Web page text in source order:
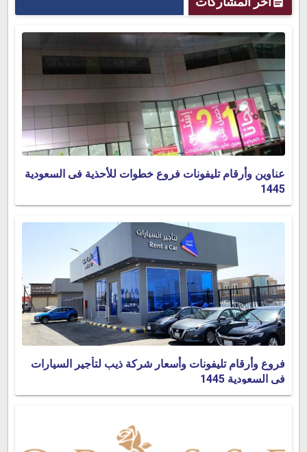
عناوين وأرقام تليفونات فروع خطوات للأحذية فى السعودية
1445
فروع وأرقام تليفونات وأسعار شركة ذيب لتأجير السيارات
فى السعودية 1445